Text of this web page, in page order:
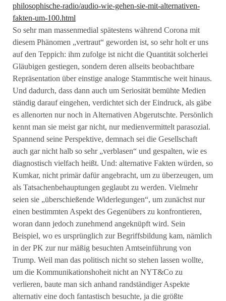
philosophische-radio/audio-wie-gehen-sie-mit-alternativen-
fakten-um-100.html
So sehr man massenmedial spätestens während Corona mit
diesem Phänomen „vertraut“ geworden ist, so sehr holt er uns
auf den Teppich: ihm zufolge ist nicht die Quantität solcherlei
Gläubigen gestiegen, sondern deren allseits beobachtbare
Repräsentation über einstige analoge Stammtische weit hinaus.
Und dadurch, dass dann auch um Seriosität bemühte Medien
ständig darauf eingehen, verdichtet sich der Eindruck, als gäbe
es allenorten nur noch in Alternativen Abgerutschte. Persönlich
kennt man sie meist gar nicht, nur medienvermittelt parasozial.
Spannend seine Perspektive, demnach sei die Gesellschaft
auch gar nicht halb so sehr „verblasen“ und gespalten, wie es
diagnostisch vielfach heißt. Und: alternative Fakten würden, so
Kumkar, nicht primär dafür angebracht, um zu überzeugen, um
als Tatsachenbehauptungen geglaubt zu werden. Vielmehr
seien sie „überschießende Widerlegungen“, um zunächst nur
einen bestimmten Aspekt des Gegenübers zu konfrontieren,
woran dann jedoch zunehmend angeknüpft wird. Sein
Beispiel, wo es ursprünglich zur Begriffsbildung kam, nämlich
in der PK zur nur mäßig besuchten Amtseinführung von
Trump. Weil man das politisch nicht so stehen lassen wollte,
um die Kommunikationshoheit nicht an NYT&Co zu
verlieren, baute man sich anhand randständiger Aspekte
alternativ eine doch fantastisch besuchte, ja die größte